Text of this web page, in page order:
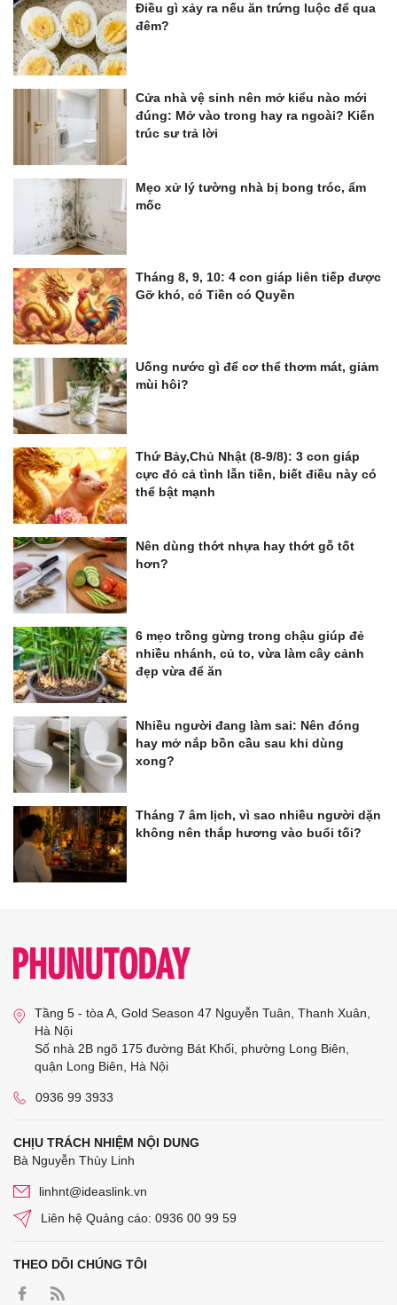
Điều gì xảy ra nếu ăn trứng luộc để qua
đêm?
Cửa nhà vệ sinh nên mở kiểu nào mới
đúng: Mở vào trong hay ra ngoài? Kiến
trúc sư trả lời
Mẹo xử lý tường nhà bị bong tróc, ẩm
mốc
Tháng 8, 9, 10: 4 con giáp liên tiếp được
Gỡ khó, có Tiền có Quyền
Uống nước gì để cơ thể thơm mát, giảm
mùi hôi?
Thứ Bảy,Chủ Nhật (8-9/8): 3 con giáp
cực đỏ cả tình lẫn tiền, biết điều này có
thể bật mạnh
Nên dùng thớt nhựa hay thớt gỗ tốt
hơn?
6 mẹo trồng gừng trong chậu giúp đẻ
nhiều nhánh, củ to, vừa làm cây cảnh
đẹp vừa để ăn
Nhiều người đang làm sai: Nên đóng
hay mở nắp bồn cầu sau khi dùng
xong?
Tháng 7 âm lịch, vì sao nhiều người dặn
không nên thắp hương vào buổi tối?
Tầng 5 - tòa A, Gold Season 47 Nguyễn Tuân, Thanh Xuân,
Hà Nội
Số nhà 2B ngõ 175 đường Bát Khối, phường Long Biên,
quận Long Biên, Hà Nội
0936 99 3933
CHỊU TRÁCH NHIỆM NỘI DUNG
Bà Nguyễn Thùy Linh
linhnt@ideaslink.vn
Liên hệ Quảng cáo: 0936 00 99 59
THEO DÕI CHÚNG TÔI